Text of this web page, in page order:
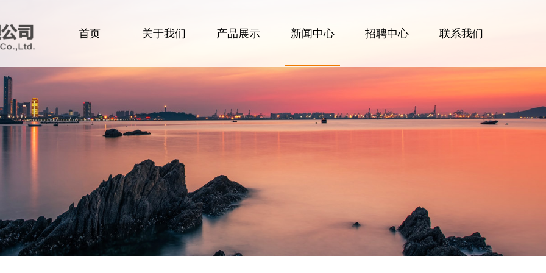
首页 关于我们
企业简介
领导致辞
企业文化
组织架构
产品展示
食品
肉类
生活用品
洗化用品
新闻中心 招聘中心 联系我们